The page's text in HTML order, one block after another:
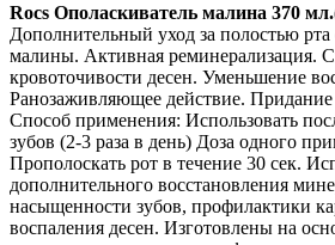
Rocs Ополаскиватель малина 370
Дополнительный уход за полостью
малины. Активная реминерализация.
кровоточивости десен. Уменьшение
Ранозаживляющее действие.
Способ применения: Использовать
зубов (2-3 раза в день) Доза одного
Прополоскать рот в течение 30 сек.
дополнительного восстановления
насыщенности зубов, профилактики
воспаления десен. Изготовлены на